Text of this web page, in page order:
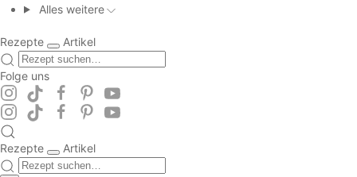
Alles weitere
Rezepte Artikel
Folge uns
Rezepte Artikel